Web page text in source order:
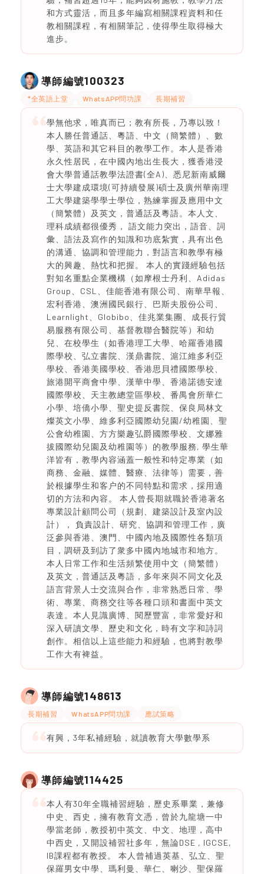
和方式靈活，而且多年編寫相關課程資料和任
教相關課程，有相關筆記，使得學生取得極大
進步。
導師編號100323
*全英語上堂 WhatsAPP問功課 長期補習
學無他求，唯真而已；教有所長，乃專以致！
本人勝任普通話、粵語、中文（簡繁體）、數
學、英語和其它科目的教學工作。本人是香港
永久性居民，在中國內地出生長大，獲香港浸
會大學普通話教學法證書(全A)、悉尼新南威爾
士大學建成環境(可持續發展)碩士及廣州華南理
工大學建築學學士學位，熟練掌握及應用中文
（簡繁體）及英文，普通話及粵語。本人文、
理科成績都很優秀， 語文能力突出，語音、詞
彙、語法及寫作的知識和功底紮實，具有出色
的溝通、協調和管理能力，對語言和教學有極
大的興趣、熱忱和把握。 本人的實踐經驗包括
對知名重點企業機構（如摩根士丹利、Adidas
Group、CSL、佳能香港有限公司、南華早報、
宏利香港、澳洲國民銀行、巴斯夫股份公司、
Learnlight、Globibo、佳兆業集團、成長行貿
易服務有限公司、基督教聯合醫院等）和幼
兒、在校學生（如香港理工大學、哈羅香港國
際學校、弘立書院、漢鼎書院、滬江維多利亞
學校、香港美國學校、香港思貝禮國際學校、
旅港開平商會中學、漢華中學、香港諾德安達
國際學校、天主教總堂區學校、番禺會所華仁
小學、培僑小學、聖史提反書院、保良局林文
燦英文小學、維多利亞國際幼兒園/幼稚園、聖
公會幼稚園、方方樂趣弘爵國際學校、文娜雅
拔國際幼兒園及幼稚園等）的教學服務, 學生華
洋皆有，教學內容涵蓋一般性和特定專業（如
商務、金融、媒體、醫療、法律等）需要，善
於根據學生和客户的不同特點和需求，採用適
切的方法和內容。 本人曾長期就職於香港著名
專業設計顧問公司（規劃、建築設計及室內設
計）， 負責設計、研究、協調和管理工作，廣
泛參與香港、澳門、中國內地及國際性各類項
目，調研及到訪了衆多中國內地城市和地方。
本人日常工作和生活頻繁使用中文（簡繁體）
及英文，普通話及粵語，多年來與不同文化及
語言背景人士交流與合作，非常熟悉日常、學
術、專業、商務交往等各種口頭和書面中英文
表達。本人見識廣博、閱歷豐富，非常愛好和
深入研讀文學、歷史和文化，時有文字和詩詞
創作。相信以上這些能力和經驗，也將對教學
工作大有裨益。
導師編號148613
長期補習 WhatsAPP問功課 應試策略
有興，3年私補經驗，就讀教育大學數學系
導師編號114425
本人有30年全職補習經驗，歷史系畢業，兼修
中史、西史，擁有教育文憑，曾於九龍塘一中
學當老師，教授初中英文、中文、地理，高中
中西史，又開設補習社多年，無論DSE , IGCSE,
IB課程都有教授。 本人曾補過英基、弘立、聖
保羅男女中學、瑪利曼、華仁、喇沙、聖保羅